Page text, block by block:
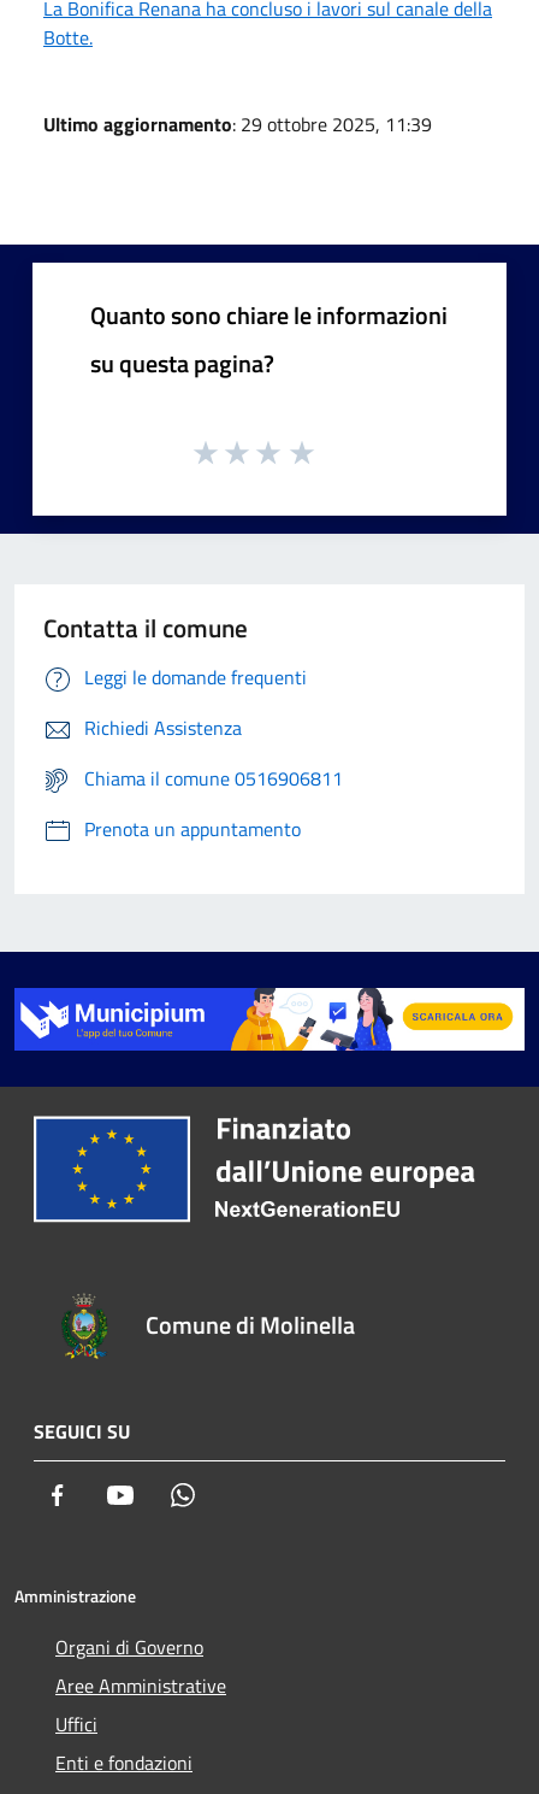
La Bonifica Renana ha concluso i lavori sul canale della
Botte.
Ultimo aggiornamento: 29 ottobre 2025, 11:39
Quanto sono chiare le informazioni
su questa pagina?
Contatta il comune
Leggi le domande frequenti
Richiedi Assistenza
Chiama il comune 0516906811
Prenota un appuntamento
Comune di Molinella
SEGUICI SU
Facebook Youtube
Amministrazione
Organi di Governo
Aree Amministrative
Uffici
Enti e fondazioni